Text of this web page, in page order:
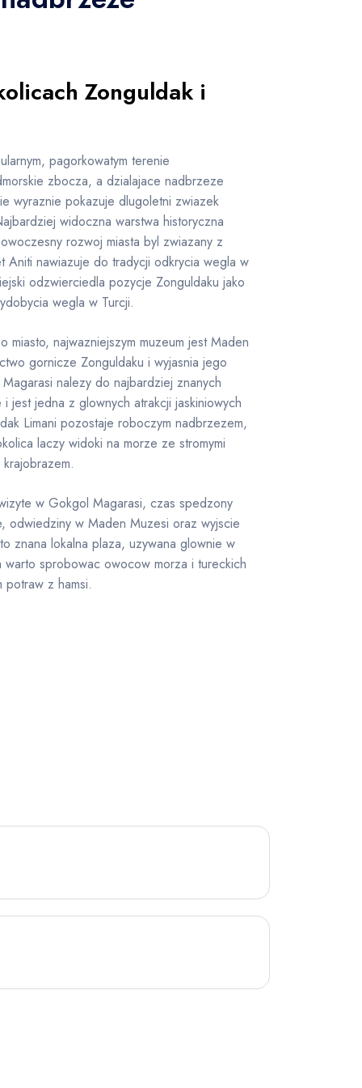
Zonguldak i
pagorkowatym terenie
zbocza, a dzialajace nadbrzeze
wyraznie pokazuje dlugoletni zwiazek
widoczna warstwa historyczna
rozwoj miasta byl zwiazany z
Aniti nawiazuje do tradycji odkrycia wegla w
odzwierciedla pozycje Zonguldaku jako
wegla w Turcji.
miasto, najwazniejszym muzeum jest Maden
gornicze Zonguldaku i wyjasnia jego
nalezy do najbardziej znanych
jest jedna z glownych atrakcji jaskiniowych
Limani pozostaje roboczym nadbrzezem,
laczy widoki na morze ze stromymi
w Gokgol Magarasi, czas spedzony
odwiedziny w Maden Muzesi oraz wyjscie
znana lokalna plaza, uzywana glownie w
warto sprobowac owocow morza i tureckich
potraw z hamsi.